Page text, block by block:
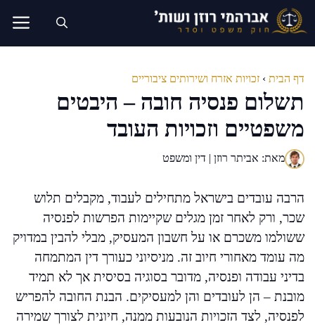
לדלג
לתוכן
דף הבית › זכויות אזרח ושירותים ציבוריים
תשלום פנסיה חובה – היבטים
משפטיים וזכויות העובד
מאת: אביתר רוזן | דין ומשפט
הרבה עובדים בישראל מתחילים לעבוד, מקבלים תלוש
שכר, ורק לאחר זמן מגלים שקיימות הפרשות לפנסיה
ששולמו משכרם או על חשבון המעסיק, מבלי להבין במדויק
מה עומד מאחורי חיוב זה. מניסיוני כעורך דין המתמחה
בדיני עבודה ופנסיה, מדובר בסוגיה בסיסית אך לא תמיד
מובנת – הן לעובדים והן למעסיקים. הבנת החובה להפריש
לפנסיה, לצד הזכויות הנובעות ממנה, חיונית לצורך שמירה